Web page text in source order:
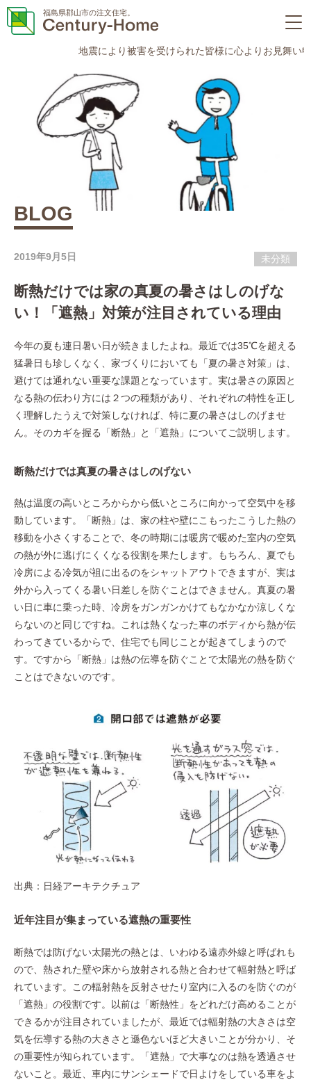
福島県郡山市の注文住宅。
地震により被害を受けられた皆様に心よりお見舞い申
BLOG
2019年9月5日 未分類
断熱だけでは家の真夏の暑さはしのげな
い！「遮熱」対策が注目されている理由
今年の夏も連日暑い日が続きましたよね。最近では35℃を超える
猛暑日も珍しくなく、家づくりにおいても「夏の暑さ対策」は、
避けては通れない重要な課題となっています。実は暑さの原因と
なる熱の伝わり方には２つの種類があり、それぞれの特性を正し
く理解したうえで対策しなければ、特に夏の暑さはしのげませ
ん。そのカギを握る「断熱」と「遮熱」についてご説明します。
断熱だけでは真夏の暑さはしのげない
熱は温度の高いところからから低いところに向かって空気中を移
動しています。「断熱」は、家の柱や壁にこもったこうした熱の
移動を小さくすることで、冬の時期には暖房で暖めた室内の空気
の熱が外に逃げにくくなる役割を果たします。もちろん、夏でも
冷房による冷気が祖に出るのをシャットアウトできますが、実は
外から入ってくる暑い日差しを防ぐことはできません。真夏の暑
い日に車に乗った時、冷房をガンガンかけてもなかなか涼しくな
らないのと同じですね。これは熱くなった車のボディから熱が伝
わってきているからで、住宅でも同じことが起きてしまうので
す。ですから「断熱」は熱の伝導を防ぐことで太陽光の熱を防ぐ
ことはできないのです。
出典：日経アーキテクチュア
近年注目が集まっている遮熱の重要性
断熱では防げない太陽光の熱とは、いわゆる遠赤外線と呼ばれも
ので、熱された壁や床から放射される熱と合わせて輻射熱と呼ば
れています。この輻射熱を反射させたり室内に入るのを防ぐのが
「遮熱」の役割です。以前は「断熱性」をどれだけ高めることが
できるかが注目されていましたが、最近では輻射熱の大きさは空
気を伝導する熱の大きさと遜色ないほど大きいことが分かり、そ
の重要性が知られています。「遮熱」で大事なのは熱を透過させ
ないこと。最近、車内にサンシェードで日よけをしている車をよ